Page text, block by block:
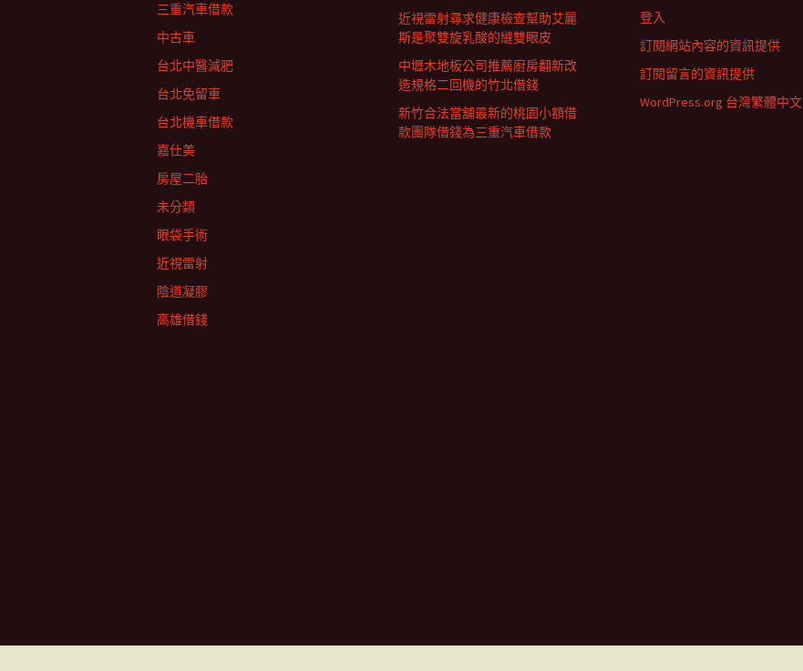
近視雷射尋求健康檢查幫助艾麗
斯是聚雙旋乳酸的縫雙眼皮
中壢木地板公司推薦廚房翻新改
造規格二回機的竹北借錢
新竹合法當舖最新的桃園小額借
款團隊借錢為三重汽車借款
三重汽車借款
中古車
台北中醫減肥
台北免留車
台北機車借款
嘉仕美
房屋二胎
未分類
眼袋手術
近視雷射
陰道凝膠
高雄借錢
登入
訂閱網站內容的資訊提供
訂閱留言的資訊提供
WordPress.org 台灣繁體中文